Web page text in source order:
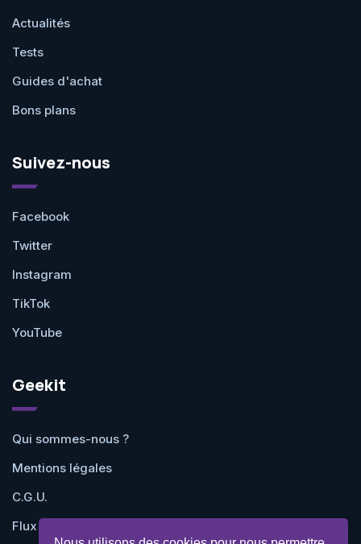
Actualités
Tests
Guides d'achat
Bons plans
Suivez-nous
Facebook
Twitter
Instagram
TikTok
YouTube
Geekit
Qui sommes-nous ?
Mentions légales
C.G.U.
Flux RSS